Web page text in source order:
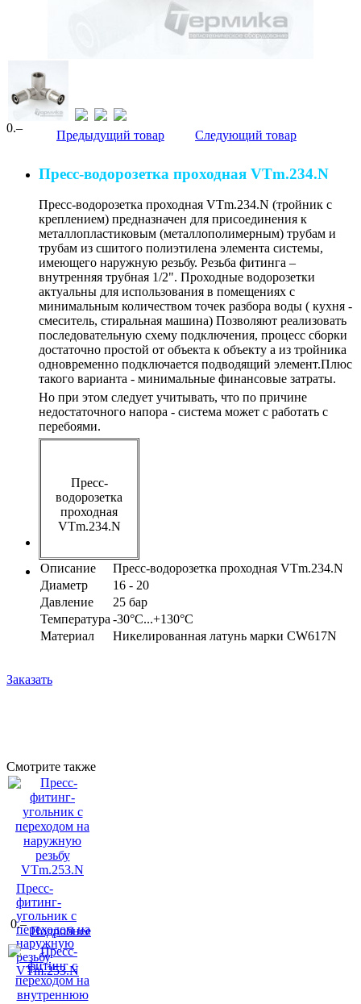
Предыдущий товар Следующий товар
0.–
Пресс-водорозетка проходная VTm.234.N
Пресс-водорозетка проходная VTm.234.N (тройник с
креплением) предназначен для присоединения к
металлопластиковым (металлополимерным) трубам и
трубам из сшитого полиэтилена элемента системы,
имеющего наружную резьбу. Резьба фитинга –
внутренняя трубная 1/2". Проходные водорозетки
актуальны для использования в помещениях с
минимальным количеством точек разбора воды ( кухня -
смеситель, стиральная машина) Позволяют реализовать
последовательную схему подключения, процесс сборки
достаточно простой от объекта к объекту а из тройника
одновременно подключается подводящий элемент.Плюс
такого варианта - минимальные финансовые затраты.
Но при этом следует учитывать, что по причине
недостаточного напора - система может с работать с
перебоями.
Пресс-
водорозетка
проходная
VTm.234.N
Описание
Пресс-водорозетка проходная VTm.234.N
Диаметр
16 - 20
Давление
25 бар
Температура -30°С...+130°С
Материал
Никелированная латунь марки CW617N
Заказать
Смотрите также
Пресс-
фитинг-
угольник с
переходом на
наружную
резьбу
VTm.253.N
0.–
Подробнее